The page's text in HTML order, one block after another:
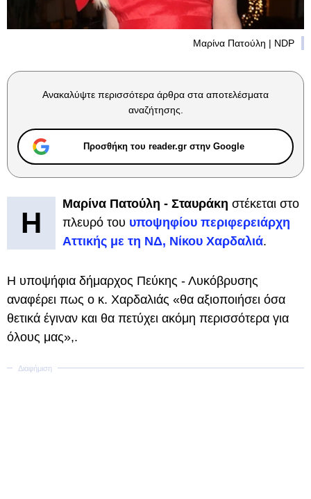
Μαρίνα Πατούλη | NDP
Ανακαλύψτε περισσότερα άρθρα στα αποτελέσματα
αναζήτησης.
Προσθήκη του reader.gr στην Google
Η
Μαρίνα Πατούλη - Σταυράκη στέκεται στο
πλευρό του υποψηφίου περιφερειάρχη
Αττικής με τη ΝΔ, Νίκου Χαρδαλιά.
Η υποψήφια δήμαρχος Πεύκης - Λυκόβρυσης
αναφέρει πως ο κ. Χαρδαλιάς «θα αξιοποιήσει όσα
θετικά έγιναν και θα πετύχει ακόμη περισσότερα για
όλους μας»,.